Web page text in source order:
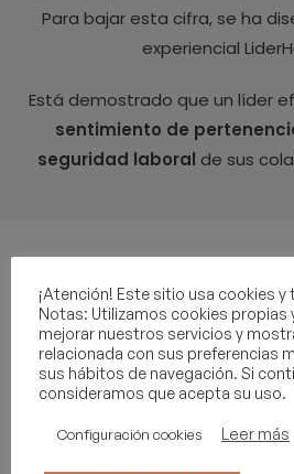
Para bajar esta cifra, se ha
experiencial
Está demostrado que un líder
sentimiento de
seguridad laboral de sus
La Estructura de la
¡Atención! Este sitio usa cookies
Notas: Utilizamos cookies propias
mejorar nuestros servicios y
relacionada con sus preferencias
sus hábitos de navegación. Si
consideramos que acepta su uso.
Configuración cookies Leer más